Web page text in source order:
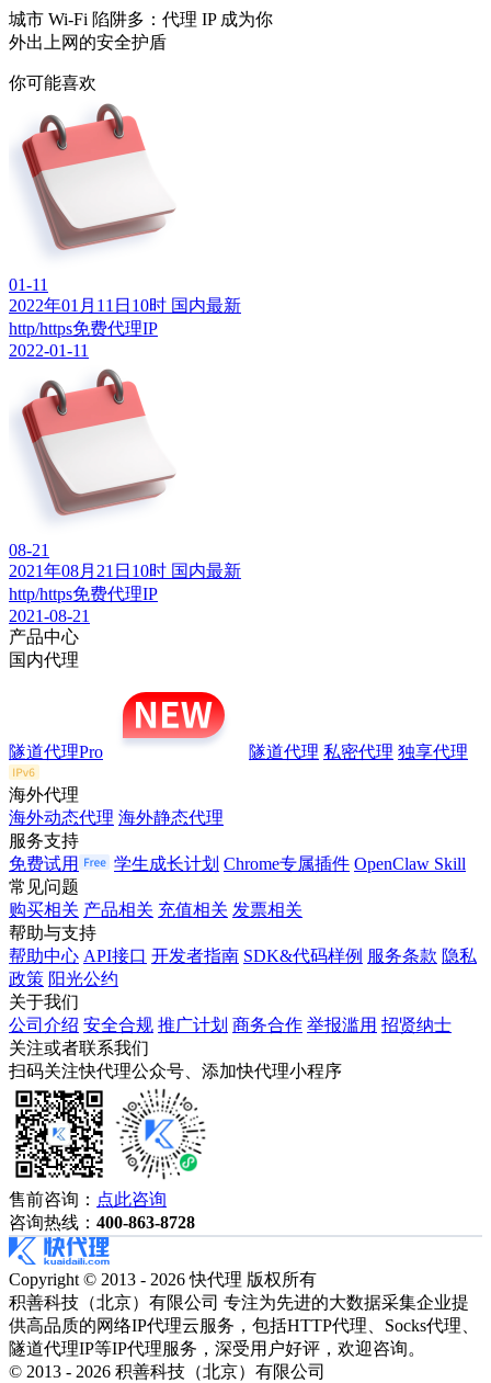
城市 Wi-Fi 陷阱多：代理 IP 成为你
外出上网的安全护盾
你可能喜欢
01-11
2022年01月11日10时 国内最新
http/https免费代理IP
2022-01-11
08-21
2021年08月21日10时 国内最新
http/https免费代理IP
2021-08-21
产品中心
国内代理
隧道代理Pro 隧道代理 私密代理 独享代理
海外代理
海外动态代理 海外静态代理
服务支持
免费试用
学生成长计划 Chrome专属插件 OpenClaw Skill
常见问题
购买相关 产品相关 充值相关 发票相关
帮助与支持
帮助中心 API接口 开发者指南 SDK&代码样例 服务条款 隐私
政策 阳光公约
关于我们
公司介绍 安全合规 推广计划 商务合作 举报滥用 招贤纳士
关注或者联系我们
扫码关注快代理公众号、添加快代理小程序
售前咨询： 点此咨询
咨询热线： 400-863-8728
Copyright © 2013 - 2026 快代理 版权所有
积善科技（北京）有限公司 专注为先进的大数据采集企业提
供高品质的网络IP代理云服务，包括HTTP代理、Socks代理、
隧道代理IP等IP代理服务，深受用户好评，欢迎咨询。
© 2013 - 2026 积善科技（北京）有限公司